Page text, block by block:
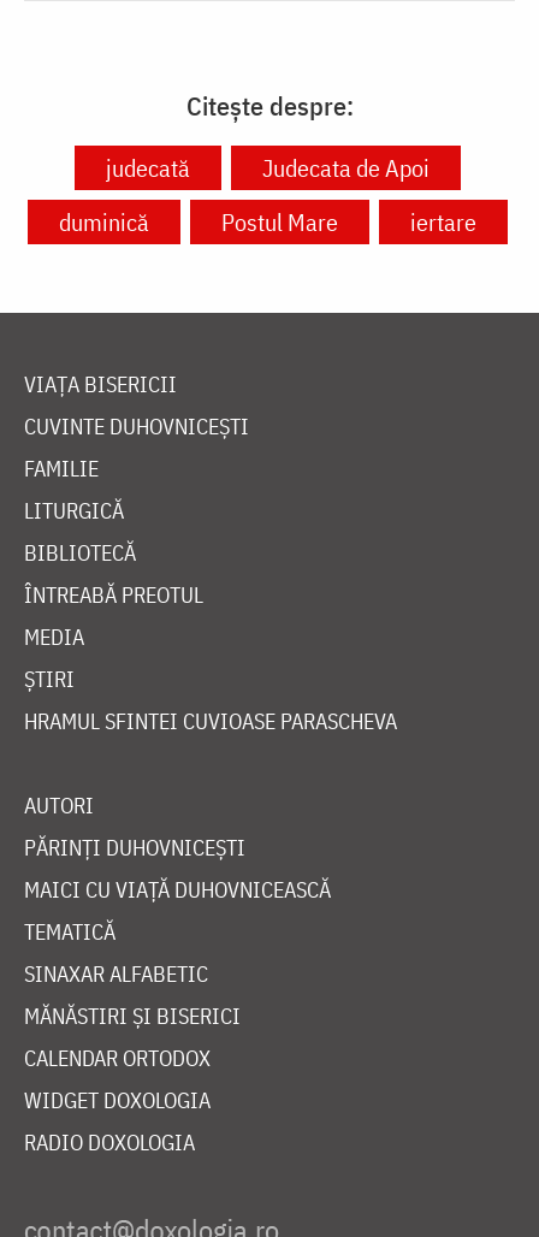
Citește despre:
judecată
Judecata de Apoi
duminică
Postul Mare iertare
VIAȚA BISERICII
CUVINTE DUHOVNICEȘTI
FAMILIE
LITURGICĂ
BIBLIOTECĂ
ÎNTREABĂ PREOTUL
MEDIA
ȘTIRI
HRAMUL SFINTEI CUVIOASE PARASCHEVA
AUTORI
PĂRINȚI DUHOVNICEȘTI
MAICI CU VIAȚĂ DUHOVNICEASCĂ
TEMATICĂ
SINAXAR ALFABETIC
MĂNĂSTIRI ȘI BISERICI
CALENDAR ORTODOX
WIDGET DOXOLOGIA
RADIO DOXOLOGIA